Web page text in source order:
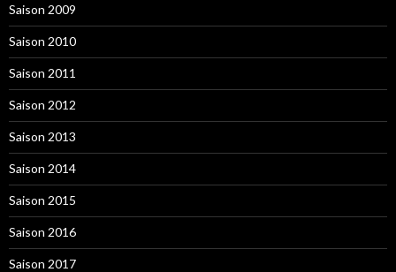
Saison 2009
Saison 2010
Saison 2011
Saison 2012
Saison 2013
Saison 2014
Saison 2015
Saison 2016
Saison 2017